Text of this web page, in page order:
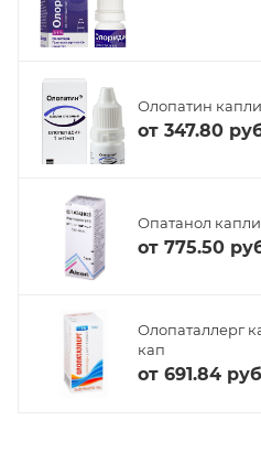
Олопатин капли
от 347.80
Опатанол капли
от 775.50
Олопаталлерг
кап
от 691.84